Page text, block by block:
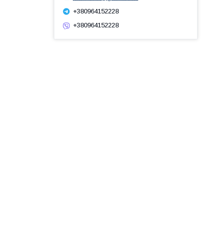
+380964152228
+380964152228